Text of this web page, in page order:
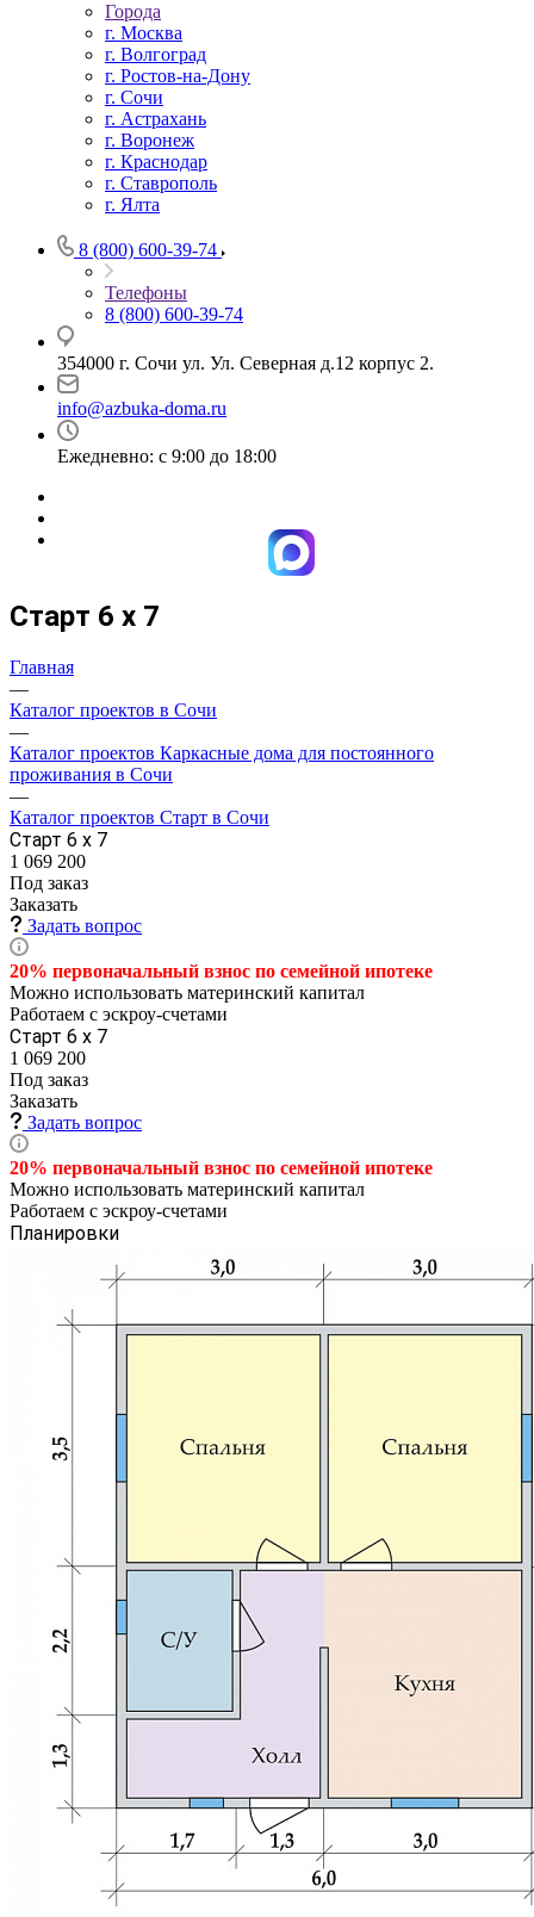
Города
г. Москва
г. Волгоград
г. Ростов-на-Дону
г. Сочи
г. Астрахань
г. Воронеж
г. Краснодар
г. Ставрополь
г. Ялта
8 (800) 600-39-74
Телефоны
8 (800) 600-39-74
354000 г. Сочи ул. Ул. Северная д.12 корпус 2.
info@azbuka-doma.ru
Ежедневно: с 9:00 до 18:00
Старт 6 х 7
Главная
—
Каталог проектов в Сочи
—
Каталог проектов Каркасные дома для постоянного
проживания в Сочи
—
Каталог проектов Старт в Сочи
Старт 6 х 7
1 069 200
Под заказ
Заказать
Задать вопрос
20% первоначальный взнос по семейной ипотеке
Можно использовать материнский капитал
Работаем с эскроу-счетами
Старт 6 х 7
1 069 200
Под заказ
Заказать
Задать вопрос
20% первоначальный взнос по семейной ипотеке
Можно использовать материнский капитал
Работаем с эскроу-счетами
Планировки